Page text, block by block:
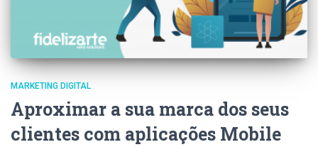
MARKETING DIGITAL
Aproximar a sua marca dos seus
clientes com aplicações Mobile